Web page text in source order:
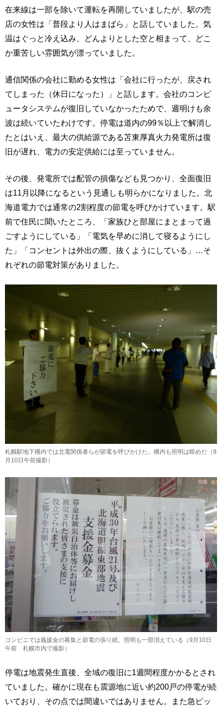
在来線は一部を除いて運転を再開していましたが、駅の売
店の女性は「普段より人はまばら」と話していました。気
温はぐっと冷え込み、どんよりとした空と相まって、どこ
か重苦しい雰囲気が漂っていました。
通信関係の会社に勤める女性は「会社に行ったが、戻され
てしまった（休日になった）」と話します。会社のコンピ
ュータシステムが復旧していなかったためで、週明けも余
波は続いていたわけです。停電は道内の99％以上で解消し
たとはいえ、最大の供給源である苫東厚真火力発電所は復
旧が遅れ、電力の安定供給には至っていません。
その後、発電所では配管の損傷なども見つかり、全面復旧
は11月以降になるという見通しも明らかになりました。北
海道電力では通常の2割程度の節電を呼びかけています。駅
前で住民に聞いたところ、「家族ひと部屋にまとまって過
ごすようにしている」「電気を早めに消して寝るようにし
た」「コンセントは外出の際、抜くようにしている」…そ
れぞれの節電対策がありました。
札幌駅地下構内では北電関係者らが節電を呼びかけた。構内も照明は暗めだ（9
月10日午前撮影）
コンビニでは義援金の募集と節電の張り紙、照明も一部消えている（9月10日
午前 札幌市内で撮影）
停電は地震発生直後、全域の復旧に1週間程度かかるとされ
ていました。確かに現在も震源地に近い約200戸の停電が続
いており、その点では間違いではありません。また急ピッ